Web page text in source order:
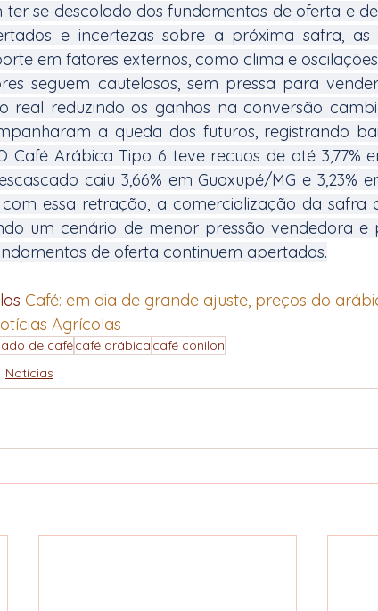
se descolado dos fundamentos de oferta e
e incertezas sobre a próxima safra, as
em fatores externos, como clima e
seguem cautelosos, sem pressa para
real reduzindo os ganhos na conversão
a queda dos futuros, registrando
Café Arábica Tipo 6 teve recuos de até 3,77%
caiu 3,66% em Guaxupé/MG e 3,23%
com essa retração, a comercialização da safra
um cenário de menor pressão vendedora e
de oferta continuem apertados.
Café: em dia de grande ajuste, preços do
Agrícolas
de cafécafé arábica café conilon
Notícias